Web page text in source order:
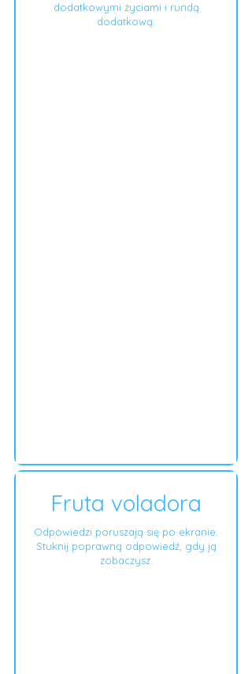
dodatkowymi życiami i rundą
dodatkową.
Fruta voladora
Odpowiedzi poruszają się po ekranie.
Stuknij poprawną odpowiedź, gdy ją
zobaczysz.